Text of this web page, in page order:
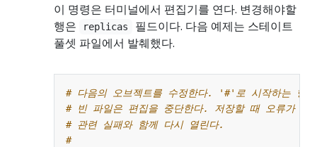
이 명령은 터미널에서 편집기를 연다. 변경해야할
행은
replicas
필드이다. 다음 예제는 스테이트
풀셋 파일에서 발췌했다.
# 다음의 오브젝트를 수정한다. '#'로 시작하는 행
# 빈 파일은 편집을 중단한다. 저장할 때 오류가 발
# 관련 실패와 함께 다시 열린다.
#